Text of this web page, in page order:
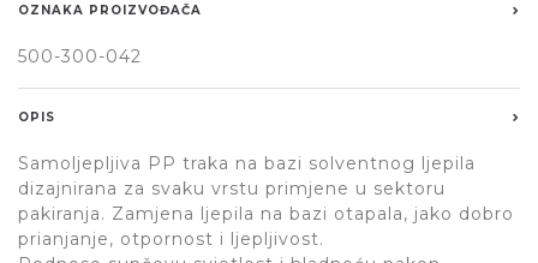
OZNAKA PROIZVOĐAČA
500-300-042
OPIS
Samoljepljiva PP traka na bazi solventnog ljepila
dizajnirana za svaku vrstu primjene u sektoru
pakiranja. Zamjena ljepila na bazi otapala, jako dobro
prianjanje, otpornost i ljepljivost.